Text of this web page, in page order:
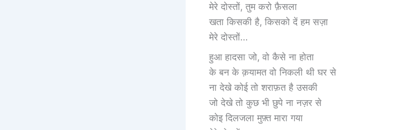
मेरे दोस्तों, तुम करो फ़ैसला
खता किसकी है, किसको दें हम सज़ा
मेरे दोस्तों…
हुआ हादसा जो, वो कैसे ना होता
के बन के क़यामत वो निकली थी घर से
ना देखे कोई तो शराफ़त है उसकी
जो देखे तो कुछ भी छुपे ना नज़र से
कोइ दिलजला मुफ़्त मारा गया